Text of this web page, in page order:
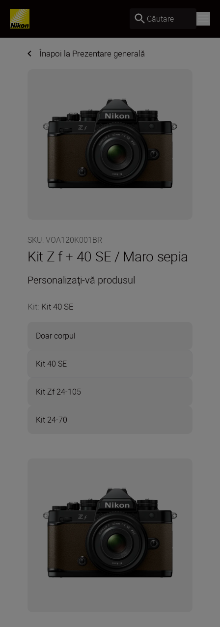
Căutare
Înapoi la Prezentare generală
SKU: VOA120K001BR
Kit Z f + 40 SE / Maro sepia
Personalizaţi-vă produsul
Kit: Kit 40 SE
Doar corpul
Kit 40 SE
Kit Zf 24-105
Kit 24-70